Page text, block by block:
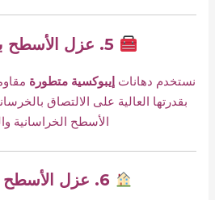
نستخدم دهاناتإيبوكسية متطورة
بقدرتها العالية على الالتصاق
الأسطح الخراسانية
6. عزل الأسطح بالبيتومين